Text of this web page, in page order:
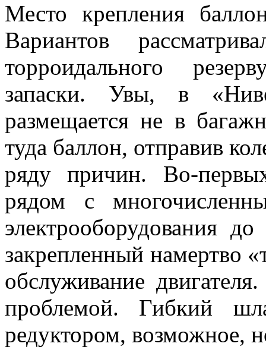
Место крепления
Вариантов
торроидального
запаски. Увы, в
размещается не в
туда баллон, отправив
ряду причин. Во-
рядом с
электрооборудования
закрепленный намертво
обслуживание
проблемой. Гибкий
редуктором, возможное,